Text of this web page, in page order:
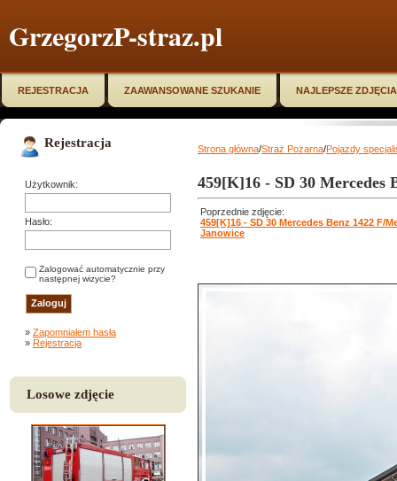
GrzegorzP-straz.pl
REJESTRACJA ZAAWANSOWANE SZUKANIE NAJLEPSZE ZDJĘCIA
Rejestracja
Użytkownik:
Hasło:
Zalogować automatycznie przy
następnej wizycie?
» Zapomniałem hasła
» Rejestracja
Losowe zdjęcie
Strona główna/Straż Pożarna/Pojazdy
459[K]16 - SD 30 Mercedes
Poprzednie zdjęcie:
459[K]16 - SD 30 Mercedes Benz 1422 F/
Janowice